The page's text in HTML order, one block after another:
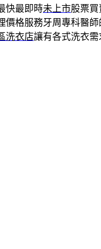
快最即時未上市股票
價格服務牙周專科醫
洗衣店讓有各式洗衣